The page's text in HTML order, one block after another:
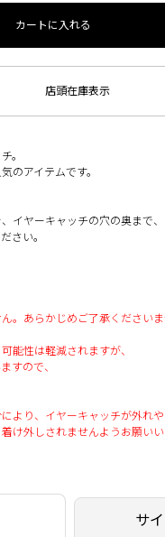
カートに入れる
店頭在庫表示
。
のアイテムです。
イヤーキャッチの穴の奥まで、
さい。
。あらかじめご了承くださいま
能性は軽減されますが、
すので、
り、イヤーキャッチが外れや
け外しされませんようお願いい
サ